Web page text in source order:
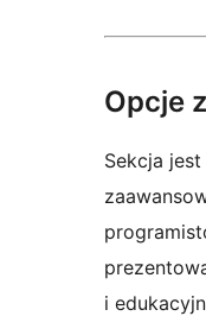
Opcje
Sekcja
i